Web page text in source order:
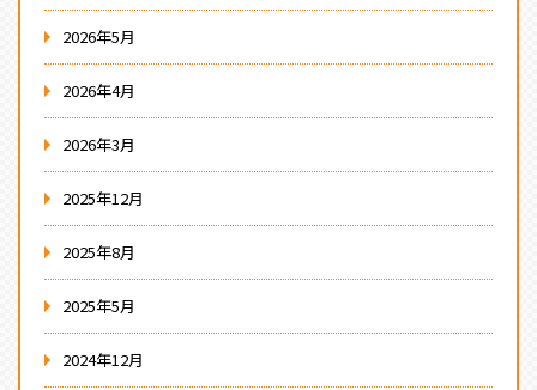
2026年5月
2026年4月
2026年3月
2025年12月
2025年8月
2025年5月
2024年12月